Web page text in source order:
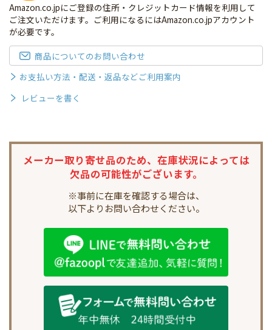
Amazon.co.jpにご登録の住所・クレジットカード情報を利用して
ご注文いただけます。ご利用になるにはAmazon.co.jpアカウント
が必要です。
商品についてのお問い合わせ
お支払い方法・配送・返品などご利用案内
レビューを書く
メーカー取り寄せ品のため、 在庫状況によっては
欠品の可能性がございます。
※事前に在庫を確認する場合は、
以下よりお問い合わせください。